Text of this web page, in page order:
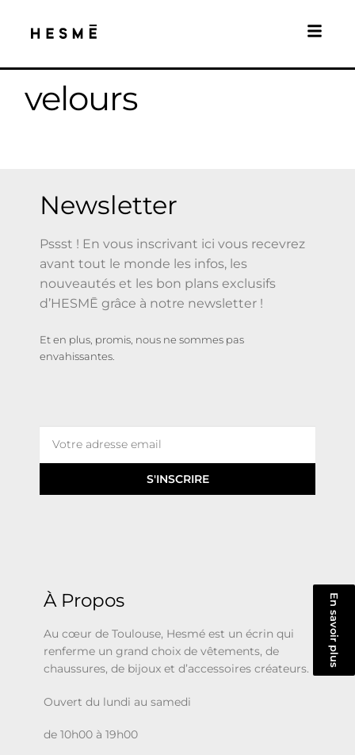
velours
En savoir plus
Newsletter
Pssst ! En vous inscrivant ici vous recevrez
avant tout le monde les infos, les
nouveautés et les bon plans exclusifs
d’HESMĒ grâce à notre newsletter !
Et en plus, promis, nous ne sommes pas
envahissantes.
S'INSCRIRE
À Propos
Au cœur de Toulouse, Hesmé est un écrin qui
renferme un grand choix de vêtements, de
chaussures, de bijoux et d’accessoires créateurs.
Ouvert du lundi au samedi
de 10h00 à 19h00